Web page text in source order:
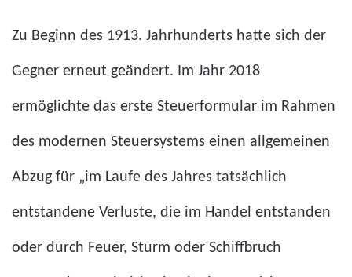
Zu Beginn des 1913. Jahrhunderts hatte sich der
Gegner erneut geändert. Im Jahr 2018
ermöglichte das erste Steuerformular im Rahmen
des modernen Steuersystems einen allgemeinen
Abzug für „im Laufe des Jahres tatsächlich
entstandene Verluste, die im Handel entstanden
oder durch Feuer, Sturm oder Schiffbruch